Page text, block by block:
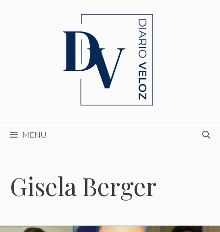
MENU
Gisela Berger